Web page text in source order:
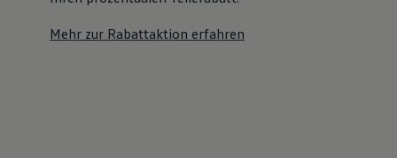
Mehr zur Rabattaktion erfahren